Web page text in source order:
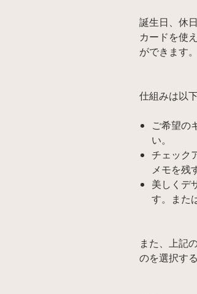
誕生日、休
カードを使
ができます。
仕組みは以
ご希望の
い。
チェック
メモを残
美しくデ
す。また
また、上記
のを選択す